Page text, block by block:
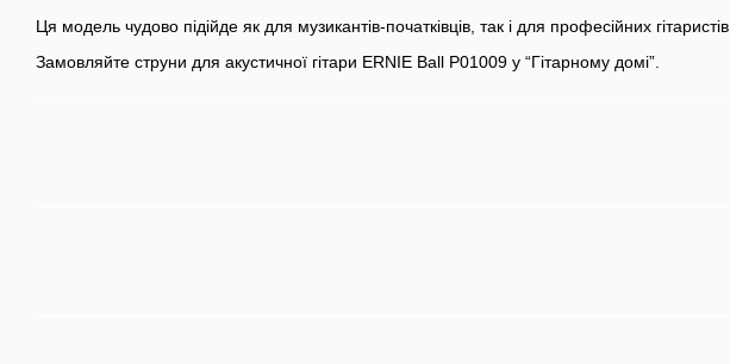
Ця модель чудово підійде як для музикантів-початківців, так і для професійних гітаристів.
Замовляйте струни для акустичної гітари ERNIE Ball P01009 у “Гітарному домі”.